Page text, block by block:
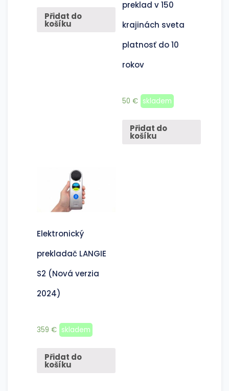
Přidat do
košíku
preklad v 150
krajinách sveta
platnosť do 10
rokov
50 € skladem
Přidat do
košíku
Elektronický
prekladač LANGIE
S2 (Nová verzia
2024)
359 € skladem
Přidat do
košíku